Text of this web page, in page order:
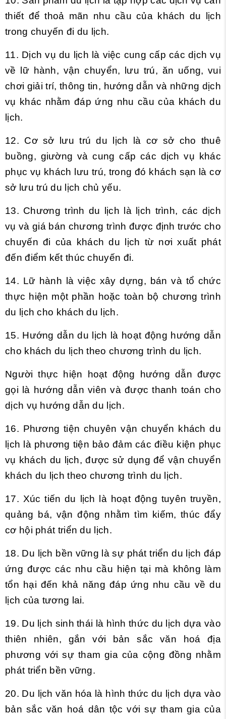
thiết để thoả mãn nhu cầu của khách du lịch
trong chuyến đi du lịch.
11. Dịch vụ du lịch là việc cung cấp các dịch vụ
về lữ hành, vận chuyển, lưu trú, ăn uống, vui
chơi giải trí, thông tin, hướng dẫn và những dịch
vụ khác nhằm đáp ứng nhu cầu của khách du
lịch.
12. Cơ sở lưu trú du lịch là cơ sở cho thuê
buồng, giường và cung cấp các dịch vụ khác
phục vụ khách lưu trú, trong đó khách sạn là cơ
sở lưu trú du lịch chủ yếu.
13. Chương trình du lịch là lịch trình, các dịch
vụ và giá bán chương trình được định trước cho
chuyến đi của khách du lịch từ nơi xuất phát
đến điểm kết thúc chuyến đi.
14. Lữ hành là việc xây dựng, bán và tổ chức
thực hiện một phần hoặc toàn bộ chương trình
du lịch cho khách du lịch.
15. Hướng dẫn du lịch là hoạt động hướng dẫn
cho khách du lịch theo chương trình du lịch.
Người thực hiện hoạt động hướng dẫn được
gọi là hướng dẫn viên và được thanh toán cho
dịch vụ hướng dẫn du lịch.
16. Phương tiện chuyên vận chuyển khách du
lịch là phương tiện bảo đảm các điều kiện phục
vụ khách du lịch, được sử dụng để vận chuyển
khách du lịch theo chương trình du lịch.
17. Xúc tiến du lịch là hoạt động tuyên truyền,
quảng bá, vận động nhằm tìm kiếm, thúc đẩy
cơ hội phát triển du lịch.
18. Du lịch bền vững là sự phát triển du lịch đáp
ứng được các nhu cầu hiện tại mà không làm
tổn hại đến khả năng đáp ứng nhu cầu về du
lịch của tương lai.
19. Du lịch sinh thái là hình thức du lịch dựa vào
thiên nhiên, gắn với bản sắc văn hoá địa
phương với sự tham gia của cộng đồng nhằm
phát triển bền vững.
20. Du lịch văn hóa là hình thức du lịch dựa vào
bản sắc văn hoá dân tộc với sự tham gia của